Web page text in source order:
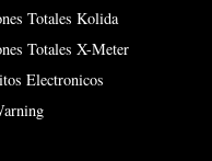
Totales Kolida
Totales X-Meter
Electronicos